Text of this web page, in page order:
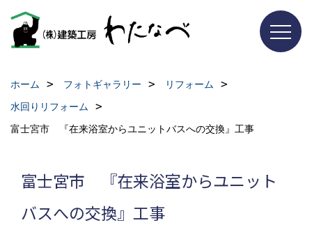
ホーム フォトギャラリー
リフォーム
水回りリフォーム
富士宮市 『在来浴室からユニットバスへの交換』工事
富士宮市 『在来浴室からユニット
バスへの交換』工事